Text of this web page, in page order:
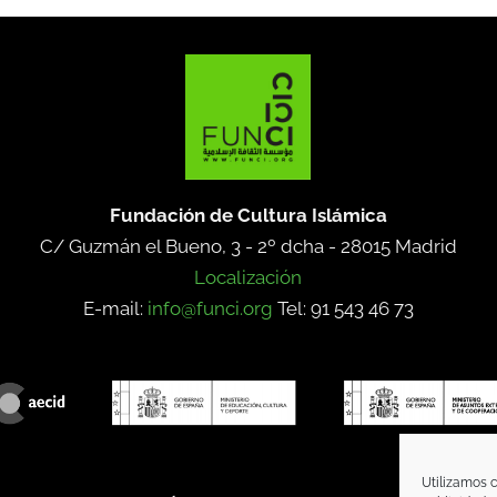
Utilizamos
Fundación de Cultura Islámica
C/ Guzmán el Bueno, 3 - 2º dcha - 28015 Madrid
Localización
E-mail: info@funci.org Tel: 91 543 46 73